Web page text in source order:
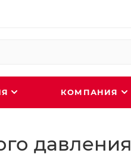
КОМПАНИЯ
давления